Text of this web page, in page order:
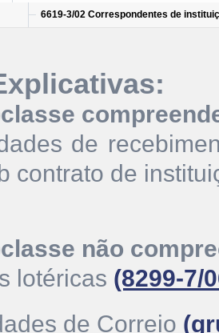
6619-3/02 Correspondentes de
de
contrato de
não
lotéricas (8299-7/
de Correio